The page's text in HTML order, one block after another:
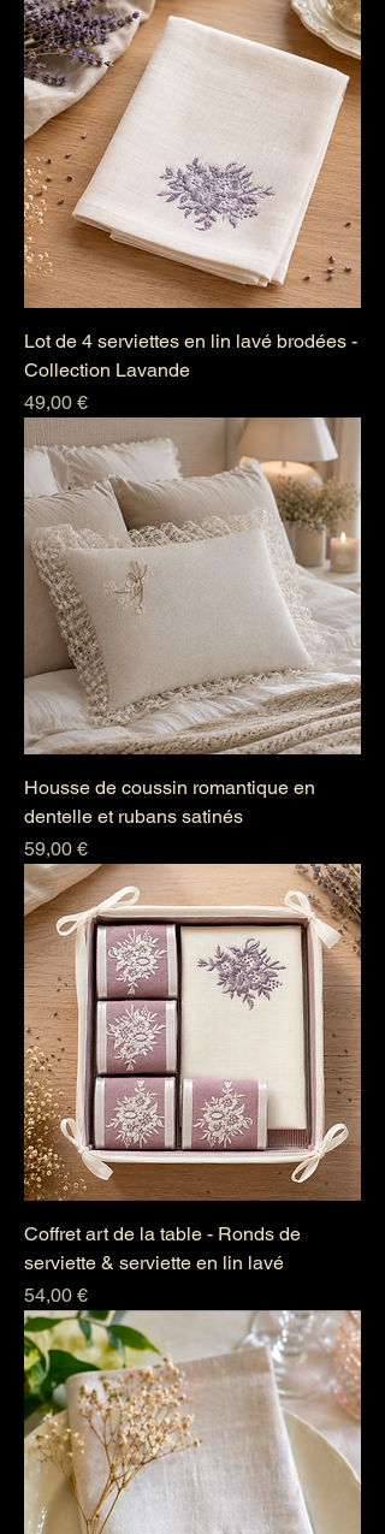
Lot de 4 serviettes en lin lavé brodées -
Collection Lavande
Prix
49,00 €
Housse de coussin romantique en
dentelle et rubans satinés
Prix
59,00 €
Coffret art de la table - Ronds de
serviette & serviette en lin lavé
Prix
54,00 €